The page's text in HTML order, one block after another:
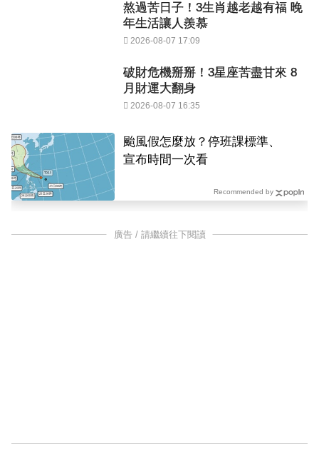
熬過苦日子！3生肖越老越有福 晚
年生活讓人羨慕
2026-08-07 17:09
破財危機掰掰！3星座苦盡甘來 8
月財運大翻身
2026-08-07 16:35
颱風假怎麼放？停班課標準、
宣布時間一次看
Recommended by
廣告 / 請繼續往下閱讀